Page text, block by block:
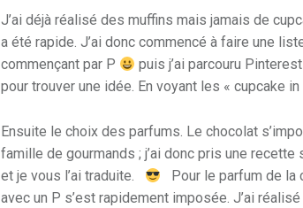
J’ai déjà réalisé des muffins mais jamais de
a été rapide. J’ai donc commencé à faire une
commençant par P
puis j’ai parcouru
pour trouver une idée. En voyant les « cupcake in
Ensuite le choix des parfums. Le chocolat
famille de gourmands ; j’ai donc pris une recette
et je vous l’ai traduite.
Pour le parfum de la
avec un P s’est rapidement imposée. J’ai